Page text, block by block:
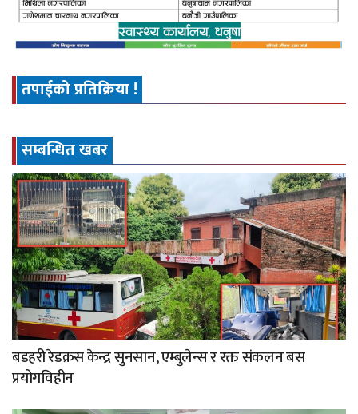
तपाईको प्रतिक्रिया !
सम्बन्धित खबर
बडहरी रेडक्रस केन्द्र सुनसान, एम्बुलेन्स र रक्त संकलन बस
प्रयोगविहीन